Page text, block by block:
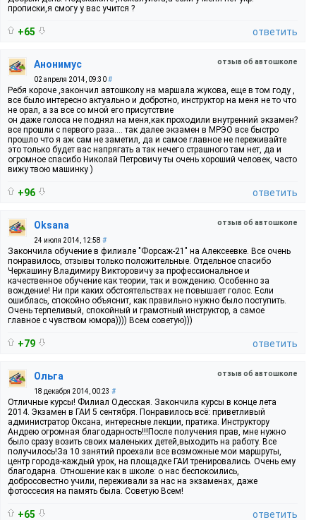
прописки,я смогу у вас учится ?
+65 ответить
отзыв об автошколе
Анонимус
02 апреля 2014, 09:30#
Ребя короче ,закончил автошколу на маршала жукова, еще в том году ,
все было интересно актуально и добротно, инструктор на меня не то что
не орал, а за все со мной его присутствие
он даже голоса не поднял на меня,как проходили внутренний экзамен?
все прошли с первого раза.... так далее экзамен в МРЭО все быстро
прошло что я аж сам не заметил, да и самое главное не переживайте
это только будет вас напрягать а так нечего страшного там нет, да и
огромное спасибо Николай Петровичу ты очень хороший человек, часто
вижу твою машинку )
+96 ответить
отзыв об автошколе
Oksana
24 июля 2014, 12:58 #
Закончила обучение в филиале "Форсаж-21" на Алексеевке. Все очень
понравилось, отзывы только положительные. Отдельное спасибо
Черкашину Владимиру Викторовичу за профессиональное и
качественное обучение как теории, так и вождению. Особенно за
вождение! Ни при каких обстоятельствах не повышает голос. Если
ошиблась, спокойно объяснит, как правильно нужно было поступить.
Очень терпеливый, спокойный и грамотный инструктор, а самое
главное с чувством юмора)))) Всем советую)))
+79 ответить
отзыв об автошколе
Ольга
18 декабря 2014, 00:23 #
Отличные курсы! Филиал Одесская. Закончила курсы в конце лета
2014. Экзамен в ГАИ 5 сентября. Понравилось всё: приветливый
администратор Оксана, интересные лекции, пратика. Инструктору
Андрею огромная благодарность!!!После получения прав, мне нужно
было сразу возить своих маленьких детей,выходить на работу. Все
получилось!За 10 занятий проехали все возможные мои маршруты,
центр города-каждый урок, на площадке ГАИ тренировались. Очень ему
благодарна. Отношение как в школе: о нас беспокоились,
добросовестно учили, переживали за нас на экзаменах, даже
фотоссесия на память была. Советую Всем!
+65 ответить